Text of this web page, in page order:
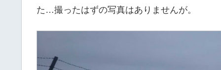
た…撮ったはずの写真はありませんが。